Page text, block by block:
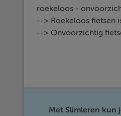
roekeloos -
--> Roekeloos fietsen
--> Onvoorzichtig
Met Slimleren kun